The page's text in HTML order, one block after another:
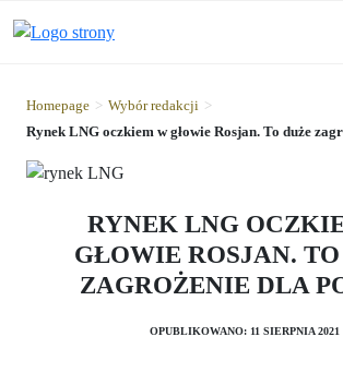
Homepage > Wybór redakcji >
Rynek LNG oczkiem w głowie Rosjan. To duże
RYNEK LNG
GŁOWIE ROSJAN.
ZAGROŻENIE DLA
OPUBLIKOWANO: 11 SIERPNIA 2021